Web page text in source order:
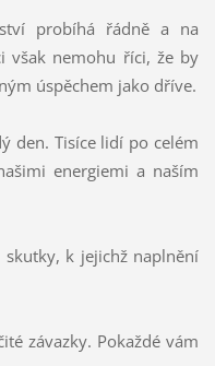
probíhá řádně a na
však nemohu říci, že by
úspěchem jako dříve.
den. Tisíce lidí po celém
energiemi a naším
k jejichž naplnění
závazky. Pokaždé vám